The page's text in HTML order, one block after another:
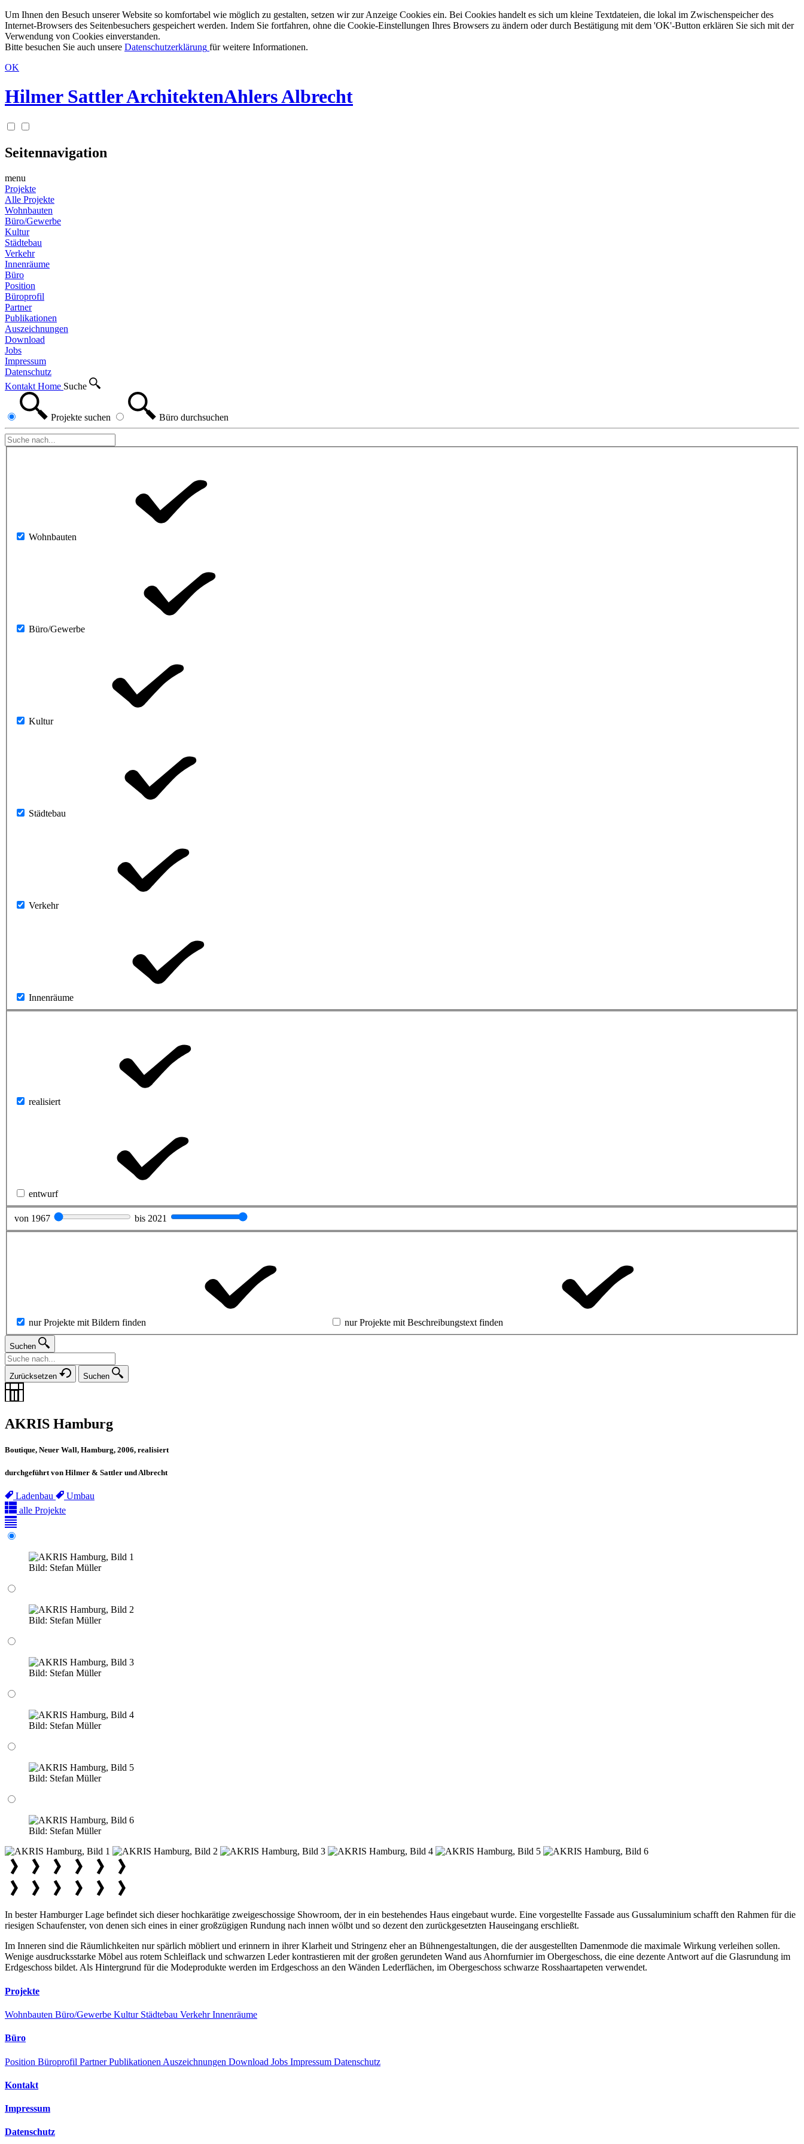
Um Ihnen den Besuch unserer Website so komfortabel wie möglich zu gestalten, setzen wir zur Anzeige Cookies ein. Bei Cookies handelt es sich um kleine Textdateien, die lokal im Zwischenspeicher des
Internet-Browsers des Seitenbesuchers gespeichert werden. Indem Sie fortfahren, ohne die Cookie-Einstellungen Ihres Browsers zu ändern oder durch Bestätigung mit dem 'OK'-Button erklären Sie sich mit der
Verwendung von Cookies einverstanden.
Bitte besuchen Sie auch unsere Datenschutzerklärung für weitere Informationen.
OK
Hilmer Sattler ArchitektenAhlers Albrecht
Seitennavigation
menu
Projekte
Alle Projekte
Wohnbauten
Büro/Gewerbe
Kultur
Städtebau
Verkehr
Innenräume
Büro
Position
Büroprofil
Partner
Publikationen
Auszeichnungen
Download
Jobs
Impressum
Datenschutz
Kontakt Home Suche
Projekte suchen Büro durchsuchen
Wohnbauten
Büro/Gewerbe
Kultur
Städtebau
Verkehr
Innenräume
realisiert
entwurf
von 1967 bis 2021
nur Projekte mit Bildern finden nur Projekte mit Beschreibungstext finden
Suchen
Zurücksetzen Suchen
AKRIS Hamburg
Boutique, Neuer Wall, Hamburg, 2006, realisiert
durchgeführt von Hilmer & Sattler und Albrecht
Ladenbau
Umbau
alle Projekte
Bild: Stefan Müller
Bild: Stefan Müller
Bild: Stefan Müller
Bild: Stefan Müller
Bild: Stefan Müller
Bild: Stefan Müller
In bester Hamburger Lage befindet sich dieser hochkarätige zweigeschossige Showroom, der in ein bestehendes Haus eingebaut wurde. Eine vorgestellte Fassade aus Gussaluminium schafft den Rahmen für die
riesigen Schaufenster, von denen sich eines in einer großzügigen Rundung nach innen wölbt und so dezent den zurückgesetzten Hauseingang erschließt.
Im Inneren sind die Räumlichkeiten nur spärlich möbliert und erinnern in ihrer Klarheit und Stringenz eher an Bühnengestaltungen, die der ausgestellten Damenmode die maximale Wirkung verleihen sollen.
Wenige ausdrucksstarke Möbel aus rotem Schleiflack und schwarzen Leder kontrastieren mit der großen gerundeten Wand aus Ahornfurnier im Obergeschoss, die eine dezente Antwort auf die Glasrundung im
Erdgeschoss bildet. Als Hintergrund für die Modeprodukte werden im Erdgeschoss an den Wänden Lederflächen, im Obergeschoss schwarze Rosshaartapeten verwendet.
Projekte
Wohnbauten Büro/Gewerbe Kultur Städtebau VerkehrInnenräume
Büro
Position Büroprofil PartnerPublikationen Auszeichnungen Download Jobs Impressum Datenschutz
Kontakt
Impressum
Datenschutz